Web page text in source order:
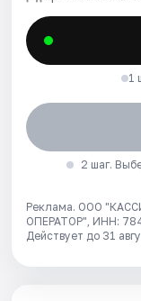
1
2 шаг.
Реклама. ООО
ОПЕРАТОР", ИНН:
Действует до 31